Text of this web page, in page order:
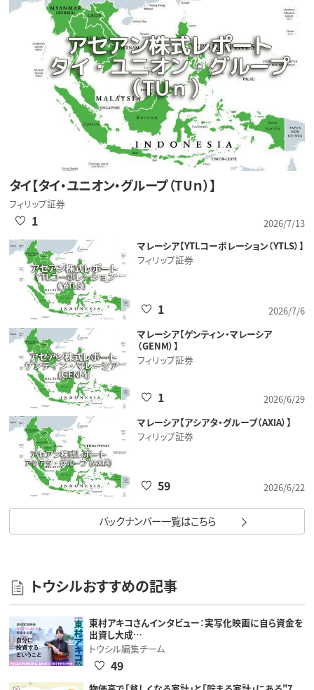
タイ【タイ・ユニオン・グループ（TUｎ）】
フィリップ証券
2026/7/13
1
マレーシア【YTLコーポレーション（YTLS）】
フィリップ証券
2026/7/6
1
マレーシア【ゲンティン・マレーシア
（GENM）】
フィリップ証券
2026/6/29
1
マレーシア【アシアタ・グループ（AXIA）】
フィリップ証券
2026/6/22
59
バックナンバー一覧はこちら
トウシルおすすめの記事
東村アキコさんインタビュー：実写化映画に自ら資金を
出資し大成…
トウシル編集チーム
49